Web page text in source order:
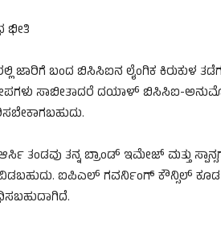
ಭೀತಿ
ಜಾರಿಗೆ ಬಂದ ಬಿಸಿಸಿಐನ ಲೈಂಗಿಕ ಕಿರುಕುಳ
ಸಾಬೀತಾದರೆ ದಯಾಳ್ ಬಿಸಿಸಿಐ-
ತಂಡವು ತನ್ನ ಬ್ರಾಂಡ್ ಇಮೇಜ್ ಮತ್ತು
ಐಪಿಎಲ್ ಗವರ್ನಿಂಗ್ ಕೌನ್ಸಿಲ್ ಕೂಡ